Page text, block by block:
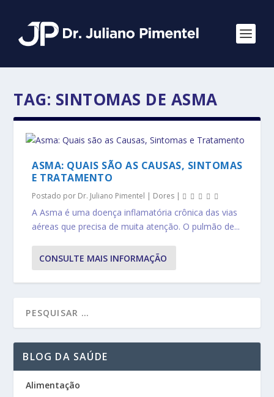
TAG: SINTOMAS DE ASMA
ASMA: QUAIS SÃO AS CAUSAS, SINTOMAS
E TRATAMENTO
Postado por Dr. Juliano Pimentel | Dores |
A Asma é uma doença inflamatória crônica das vias
aéreas que precisa de muita atenção. O pulmão de...
CONSULTE MAIS INFORMAÇÃO
BLOG DA SAÚDE
Alimentação